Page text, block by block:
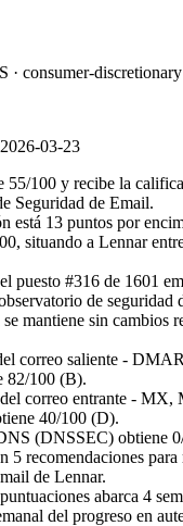
· consumer-discretionary
2026-03-23
55/100 y recibe la
Seguridad de Email.
está 13 puntos por
situando a Lennar
puesto #316 de 1601
de seguridad
mantiene sin cambios
correo saliente -
82/100 (B).
correo entrante -
40/100 (D).
(DNSSEC) obtiene
5 recomendaciones
de Lennar.
abarca 4
del progreso en